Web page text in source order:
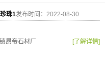
珠1发布时间：2022-08-30
昂帝石材厂
[了解详情]